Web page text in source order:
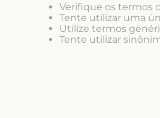
Verifique os termos
Tente utilizar uma
Utilize termos
Tente utilizar